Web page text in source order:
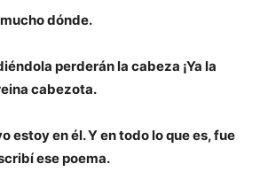
dónde.
perderán la cabeza ¡Ya la
cabezota.
estoy en él. Y en todo lo que es, fue
ese poema.